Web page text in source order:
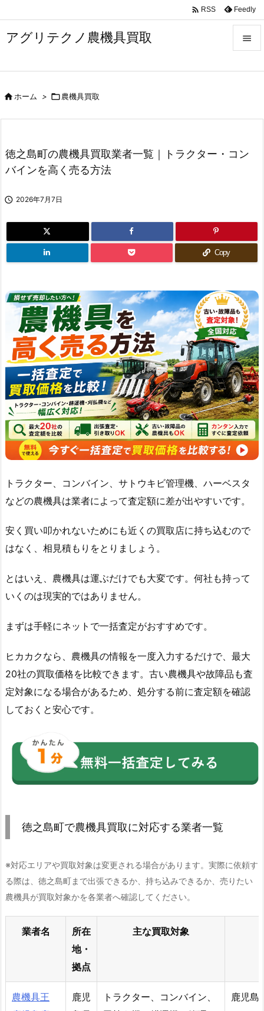
アグリテクノ農機具買取 


 RSS Feedly
ホーム > 農機具買取
徳之島町の農機具買取業者一覧｜トラクター・コン
バインを高く売る方法
 2026年7月7日
Copy
トラクター、コンバイン、サトウキビ管理機、ハーベスタ
などの農機具は業者によって査定額に差が出やすいです。
安く買い叩かれないためにも近くの買取店に持ち込むので
はなく、相見積もりをとりましょう。
とはいえ、農機具は運ぶだけでも大変です。何社も持って
いくのは現実的ではありません。
まずは手軽にネットで一括査定がおすすめです。
ヒカカクなら、農機具の情報を一度入力するだけで、最大
20社の買取価格を比較できます。古い農機具や故障品も査
定対象になる場合があるため、処分する前に査定額を確認
しておくと安心です。
徳之島町で農機具買取に対応する業者一覧
※対応エリアや買取対象は変更される場合があります。実際に依頼す
る際は、徳之島町まで出張できるか、持ち込みできるか、売りたい
農機具が買取対象かを各業者へ確認してください。
業者名
所在
地・
拠点
主な買取対象
農機具王
鹿児
トラクター、コンバイン、
鹿児島